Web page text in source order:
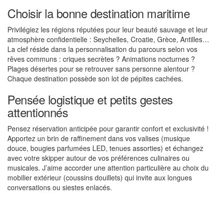
Choisir la bonne destination maritime
Privilégiez les régions réputées pour leur beauté sauvage et leur
atmosphère confidentielle : Seychelles, Croatie, Grèce, Antilles…
La clef réside dans la personnalisation du parcours selon vos
rêves communs : criques secrètes ? Animations nocturnes ?
Plages désertes pour se retrouver sans personne alentour ?
Chaque destination possède son lot de pépites cachées.
Pensée logistique et petits gestes
attentionnés
Pensez réservation anticipée pour garantir confort et exclusivité !
Apportez un brin de raffinement dans vos valises (musique
douce, bougies parfumées LED, tenues assorties) et échangez
avec votre skipper autour de vos préférences culinaires ou
musicales. J’aime accorder une attention particulière au choix du
mobilier extérieur (coussins douillets) qui invite aux longues
conversations ou siestes enlacés.